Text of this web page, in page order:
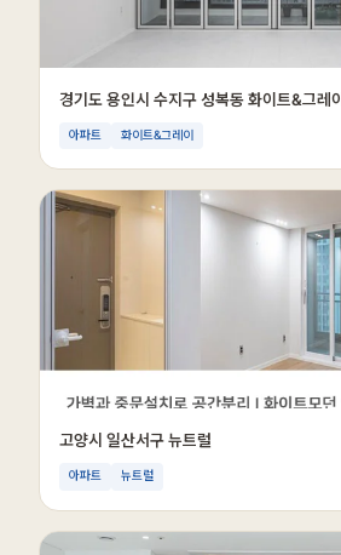
경기도 용인시 수지구 성복동 화이트&그레이
아파트 화이트&그레이
고양시 일산서구 뉴트럴
아파트 뉴트럴